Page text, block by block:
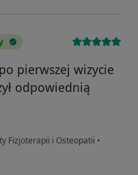
pierwszej wizycie
odpowiednią
Fizjoterapii i Osteopatii •